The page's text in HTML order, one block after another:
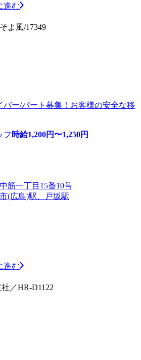
進む
よ風/17349
バー/パート募集！お客様の安全な移
フ 時給1,200円〜1,250円
筋一丁目15番10号
(広島)駅、戸坂駅
進む
／HR-D1122